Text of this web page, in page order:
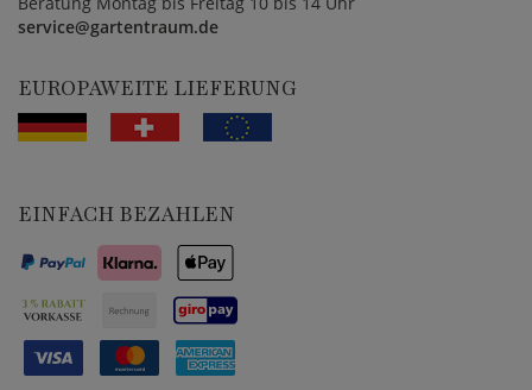
service@gartentraum.de
EUROPAWEITE LIEFERUNG
EINFACH BEZAHLEN